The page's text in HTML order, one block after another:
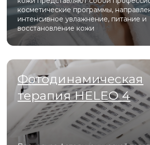
Beautylizer
Heleo Pro LED — это профессиональная
пигментации, стимулируя регенерацию кожи на
клеточном уровне.